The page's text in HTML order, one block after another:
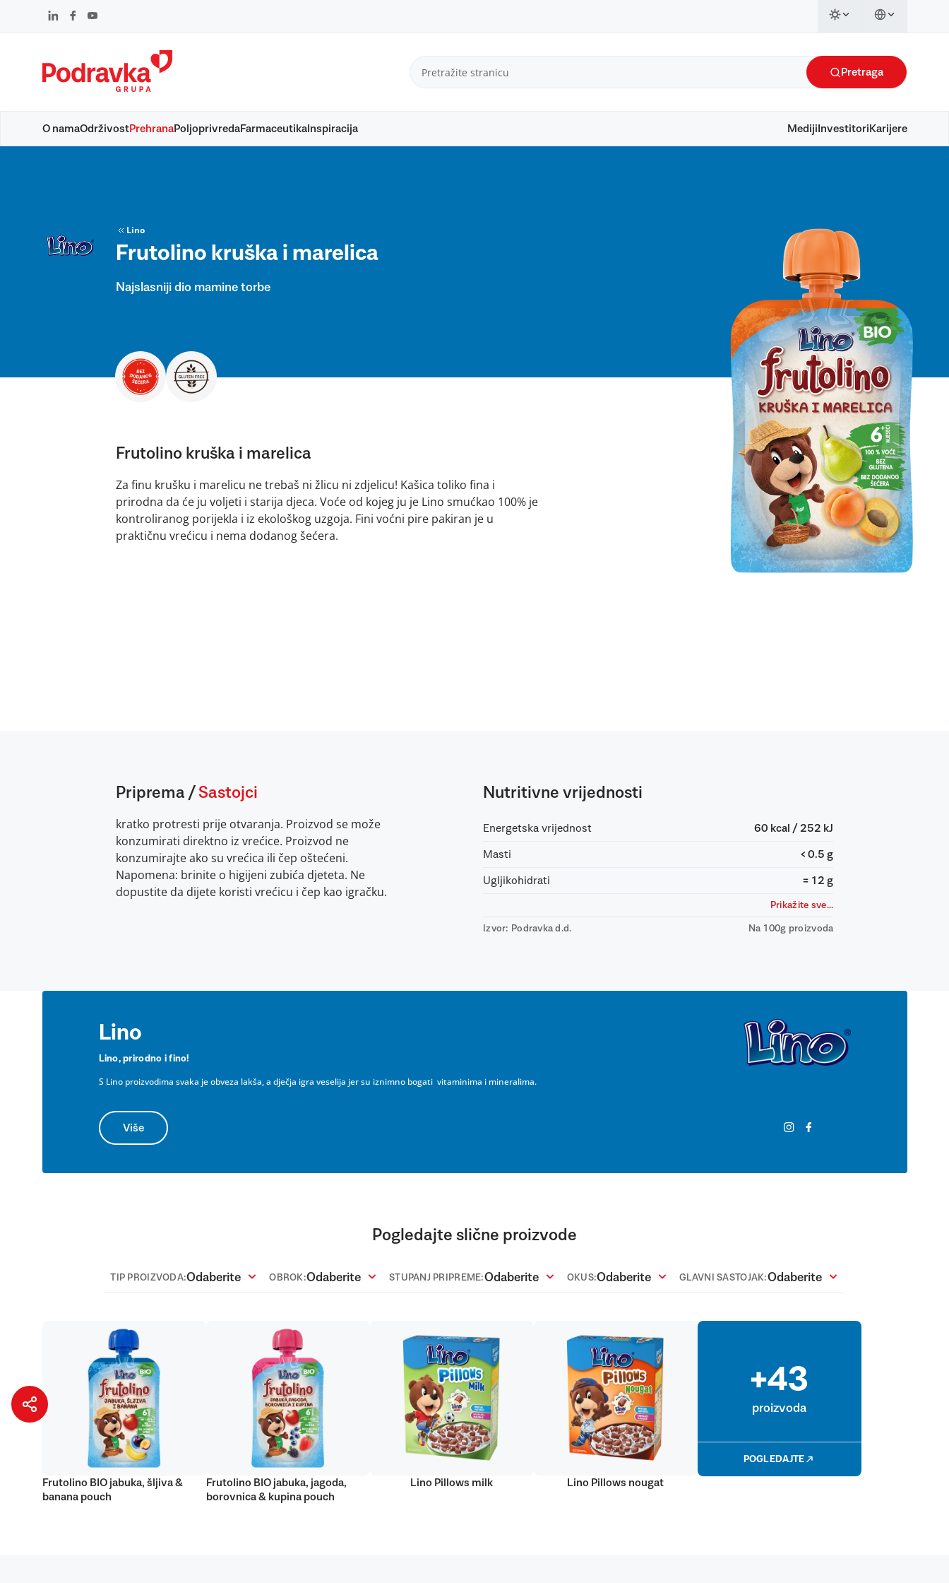
Pretraga
O namaOdrživostPrehranaPoljoprivredaFarmaceutikaInspiracija Mediji Investitori Karijere
Lino
Frutolino kruška i marelica
Najslasniji dio mamine torbe
Frutolino kruška i marelica
Za finu krušku i marelicu ne trebaš ni žlicu ni zdjelicu! Kašica toliko fina i
prirodna da će ju voljeti i starija djeca. Voće od kojeg ju je Lino smućkao 100% je
kontroliranog porijekla i iz ekološkog uzgoja. Fini voćni pire pakiran je u
praktičnu vrećicu i nema dodanog šećera.
Priprema / Sastojci
kratko protresti prije otvaranja. Proizvod se može
konzumirati direktno iz vrećice. Proizvod ne
konzumirajte ako su vrećica ili čep oštećeni.
Napomena: brinite o higijeni zubića djeteta. Ne
dopustite da dijete koristi vrećicu i čep kao igračku.
Nutritivne vrijednosti
Energetska vrijednost 60 kcal / 252 kJ
Masti < 0.5 g
Ugljikohidrati = 12 g
Prikažite sve...
Izvor: Podravka d.d. Na 100g proizvoda
Lino
Lino, prirodno i fino!
S Lino proizvodima svaka je obveza lakša, a dječja igra veselija jer su iznimno bogati vitaminima i mineralima.
Više
Pogledajte slične proizvode
TIP PROIZVODA:Odaberite OBROK:Odaberite STUPANJ PRIPREME:Odaberite OKUS:Odaberite GLAVNI SASTOJAK:Odaberite
Frutolino BIO jabuka, šljiva &
banana pouch
Frutolino BIO jabuka, jagoda,
borovnica & kupina pouch
Lino Pillows milk Lino Pillows nougat
+43
proizvoda
POGLEDAJTE